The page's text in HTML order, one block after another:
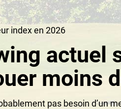
index en 2026
actuel
moins
pas besoin d’un